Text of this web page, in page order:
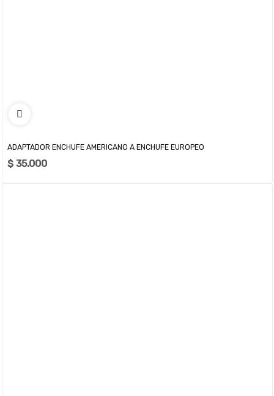
ADAPTADOR ENCHUFE AMERICANO A ENCHUFE EUROPEO
$ 35.000